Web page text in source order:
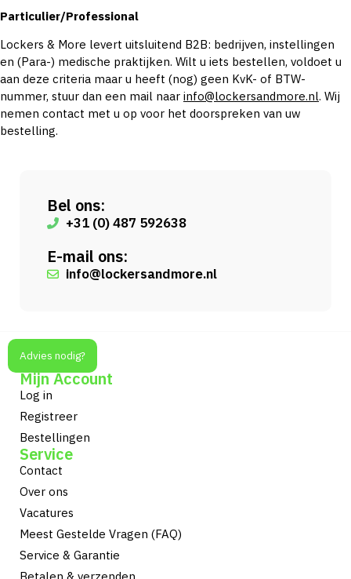
Particulier/Professional
Lockers & More levert uitsluitend B2B: bedrijven, instellingen
en (Para-) medische praktijken. Wilt u iets bestellen, voldoet u
aan deze criteria maar u heeft (nog) geen KvK- of BTW-
nummer, stuur dan een mail naar info@lockersandmore.nl. Wij
nemen contact met u op voor het doorspreken van uw
bestelling.
Bel ons:
+31 (0) 487 592638
E-mail ons:
info@lockersandmore.nl
Advies nodig?
Mijn Account
Log in
Registreer
Bestellingen
Service
Contact
Over ons
Vacatures
Meest Gestelde Vragen (FAQ)
Service & Garantie